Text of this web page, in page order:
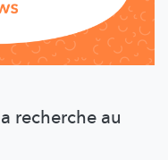
recherche au